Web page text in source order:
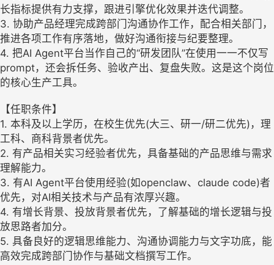
长指标提供有力支撑，跟进引擎优化效果并迭代调整。
3. 协助产品经理完成跨部门沟通协作工作，配合相关部门，
推进各项工作有序落地，做好沟通衔接与纪要整理。
4. 把AI Agent平台当作自己的“研发团队”在使用一一不仅写
prompt，还会拆任务、验收产出、复盘失败。这是这个岗位
的核心生产工具。
【任职条件】
1. 本科及以上学历，在校生优先(大三、研一/研二优先)，理
工科、商科背景者优先。
2. 有产品相关实习经验者优先，具备基础的产品思维与需求
理解能力。
3. 有AI Agent平台使用经验(如openclaw、claude code)者
优先，对AI相关技术与产品有浓厚兴趣。
4. 有增长背景、投放背景者优先，了解基础的增长逻辑与投
放思路者加分。
5. 具备良好的逻辑思维能力、沟通协调能力与文字功底，能
高效完成跨部门协作与基础文档撰写工作。